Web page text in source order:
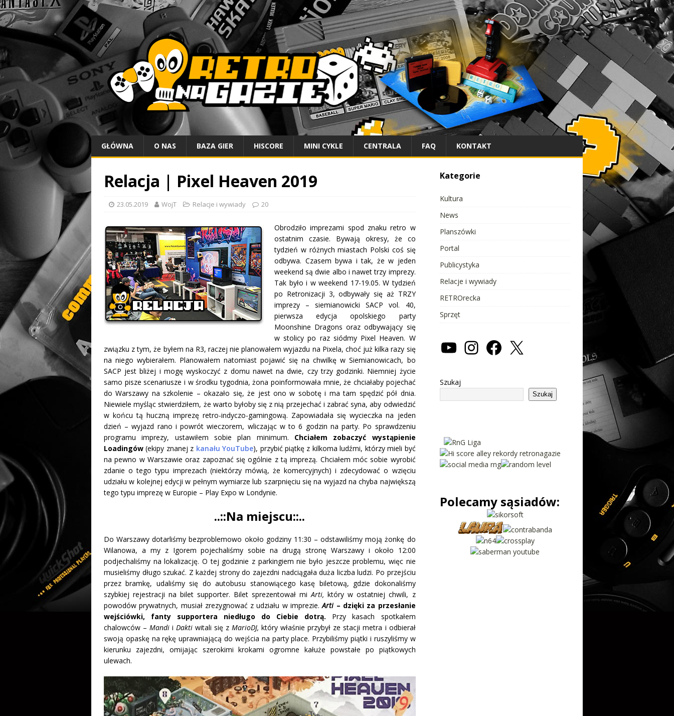
GŁÓWNA O NAS BAZA GIER HISCORE MINI CYKLE CENTRALA FAQ KONTAKT
Relacja | Pixel Heaven 2019
23.05.2019 WojT Relacje i wywiady 20
Obrodziło imprezami spod znaku retro w
ostatnim czasie. Bywają okresy, że co
tydzień w różnych miastach Polski coś się
odbywa. Czasem bywa i tak, że w jeden
weekend są dwie albo i nawet trzy imprezy.
Tak było i w weekend 17-19.05. W tydzień
po Retronizacji 3, odbywały się aż TRZY
imprezy – siemianowicki SACP vol. 40,
pierwsza edycja opolskiego party
Moonshine Dragons oraz odbywający się
w stolicy po raz siódmy Pixel Heaven. W
związku z tym, że byłem na R3, raczej nie planowałem wyjazdu na Pixela, choć już kilka razy się
na niego wybierałem. Planowałem natomiast pojawić się na chwilkę w Siemianowicach, bo
SACP jest bliżej i mogę wyskoczyć z domu nawet na dwie, czy trzy godzinki. Niemniej życie
samo pisze scenariusze i w środku tygodnia, żona poinformowała mnie, że chciałaby pojechać
do Warszawy na szkolenie – okazało się, że jest ono w sobotę i ma tam spędzić pół dnia.
Niewiele myśląc stwierdziłem, że warto byłoby się z nią przejechać i zabrać syna, aby odwiedzić
w końcu tą huczną imprezę retro-indyczo-gamingową. Zapowiadała się wycieczka na jeden
dzień – wyjazd rano i powrót wieczorem, wliczając w to 6 godzin na party. Po sprawdzeniu
programu imprezy, ustawiłem sobie plan minimum. Chciałem zobaczyć wystąpienie
Loadingów (ekipy znanej z kanału YouTube), przybić piątkę z kilkoma ludźmi, którzy mieli być
na pewno w Warszawie oraz zapoznać się ogólnie z tą imprezą. Chciałem móc sobie wyrobić
zdanie o tego typu imprezach (niektórzy mówią, że komercyjnych) i zdecydować o wzięciu
udziału w kolejnej edycji w pełnym wymiarze lub szarpnięciu się na wyjazd na chyba największą
tego typu imprezę w Europie – Play Expo w Londynie.
..::Na miejscu::..
Do Warszawy dotarliśmy bezproblemowo około godziny 11:30 – odstawiliśmy moją żonkę do
Wilanowa, a my z Igorem pojechaliśmy sobie na drugą stronę Warszawy i około 12:00
podjechaliśmy na lokalizację. O tej godzinie z parkingiem nie było jeszcze problemu, więc nie
musieliśmy długo szukać. Z każdej strony do zajezdni nadciągała duża liczba ludzi. Po przejściu
przez bramkę, udaliśmy się do autobusu stanowiącego kasę biletową, gdzie dokonaliśmy
szybkiej rejestracji na bilet supporter. Bilet sprezentował miArti, który w ostatniej chwili, z
powodów prywatnych, musiał zrezygnować z udziału w imprezie.Arti– dzięki za przesłanie
wejściówki, fanty supportera niedługo do Ciebie dotrą. Przy kasach spotkałem
chalowców –Mandi i Dakti witali się zMarioDJ, który właśnie przybył ze stacji metra i odbierał
swoją opaskę na rękę uprawniającą do wejścia na party place. Przybiliśmy piątki i ruszyliśmy w
kierunku zajezdni, omijając szerokimi krokami ogromne kałuże powstałe po piątkowych
ulewach.
Kategorie
Kultura
News
Planszówki
Portal
Publicystyka
Relacje i wywiady
RETROrecka
Sprzęt
Szukaj
Szukaj
Polecamy sąsiadów: